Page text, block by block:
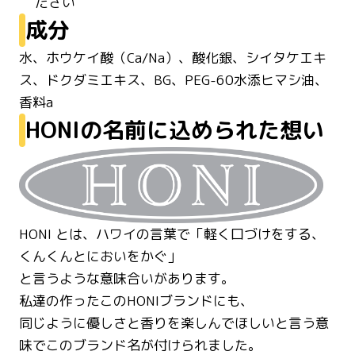
成分
水、ホウケイ酸（Ca/Na）、酸化銀、シイタケエキ
ス、ドクダミエキス、BG、PEG-60水添ヒマシ油、
香料a
HONIの名前に込められた想い
HONI とは、ハワイの言葉で「軽く口づけをする、
くんくんとにおいをかぐ」
と言うような意味合いがあります。
私達の作ったこのHONIブランドにも、
同じように優しさと香りを楽しんでほしいと言う意
味でこのブランド名が付けられました。